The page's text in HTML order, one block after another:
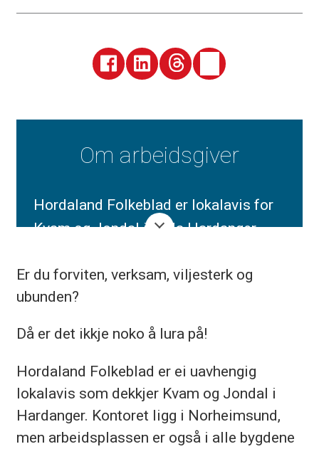
Om arbeidsgiver
Hordaland Folkeblad er lokalavis for
Kvam og Jondal i perla Hardanger,
fjordar som resten av Noreg. Avisa
vart etablert i 1873 og har eit opplag
på om lag 4545 Papirutgåva vert
gjeven ut tysdag og fredag.
Er du forviten, verksam, viljesterk og
ubunden?
Då er det ikkje noko å lura på!
Hordaland Folkeblad er ei uavhengig
lokalavis som dekkjer Kvam og Jondal i
Hardanger. Kontoret ligg i Norheimsund,
men arbeidsplassen er også i alle bygdene